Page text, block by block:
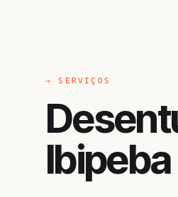
→ SERVIÇOS
Ibipeba